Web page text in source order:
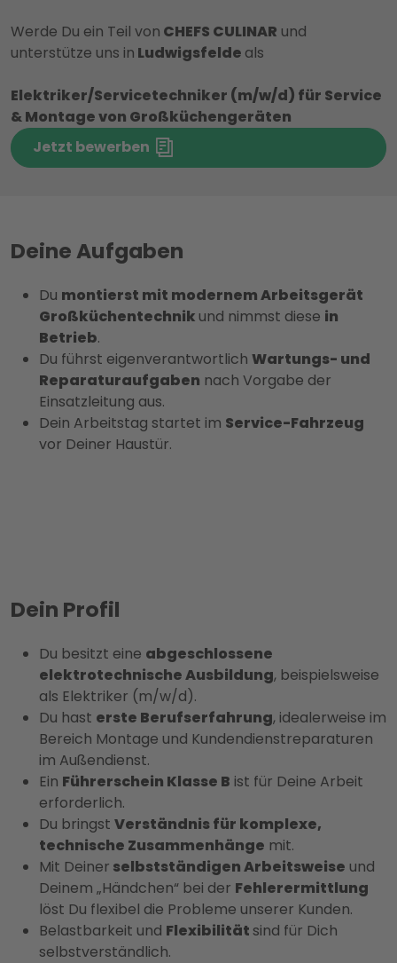
Werde Du ein Teil von CHEFS CULINAR und
unterstütze uns in Ludwigsfelde als
Elektriker/Servicetechniker (m/w/d) für Service
& Montage von Großküchengeräten
Jetzt bewerben
Deine Aufgaben
Du montierst mit modernem Arbeitsgerät
Großküchentechnik und nimmst diese in
Betrieb.
Du führst eigenverantwortlich Wartungs- und
Reparaturaufgaben nach Vorgabe der
Einsatzleitung aus.
Dein Arbeitstag startet im Service-Fahrzeug
vor Deiner Haustür.
Dein Profil
Du besitzt eine abgeschlossene
elektrotechnische Ausbildung, beispielsweise
als Elektriker (m/w/d).
Du hast erste Berufserfahrung, idealerweise im
Bereich Montage und Kundendienstreparaturen
im Außendienst.
Ein Führerschein Klasse B ist für Deine Arbeit
erforderlich.
Du bringst Verständnis für komplexe,
technische Zusammenhänge mit.
Mit Deiner selbstständigen Arbeitsweise und
Deinem „Händchen“ bei der Fehlerermittlung
löst Du flexibel die Probleme unserer Kunden.
Belastbarkeit und Flexibilität sind für Dich
selbstverständlich.